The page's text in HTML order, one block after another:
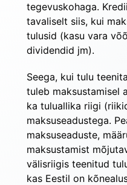
tegevuskohaga.
tavaliselt siis, kui
tulusid (kasu vara
dividendid jm).
Seega, kui tulu
tuleb maksustamisel
ka tuluallika riigi
maksuseadustega.
maksuseaduste,
maksustamist
välisriigis teenitud
kas Eestil on